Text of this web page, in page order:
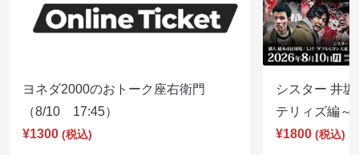
ヨネダ2000のおトーク座右衛門
（8/10 17:45）
¥1300 (税込)
シスター 井
テリィズ編
¥1800 (税込)